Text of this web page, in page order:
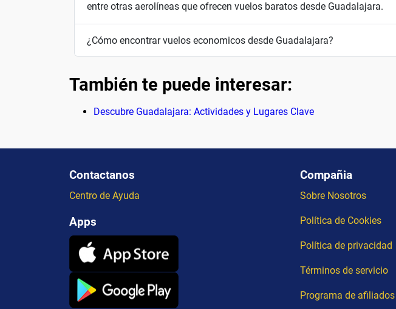
entre otras aerolíneas que ofrecen vuelos baratos desde Guadalajara.
¿Cómo encontrar vuelos economicos desde Guadalajara?
También te puede interesar:
Descubre Guadalajara: Actividades y Lugares Clave
Contactanos
Centro de Ayuda
Apps
Compañia
Sobre Nosotros
Política de Cookies
Política de privacidad
Términos de servicio
Programa de afiliados